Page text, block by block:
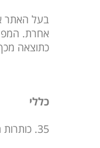
בעל האתר
אחרת.
כתוצאה
כללי
35. כותרות הסעיפים בתקנון נועדו לנוחות בלבד ואין לפרש הסכם זה על-פיהן.